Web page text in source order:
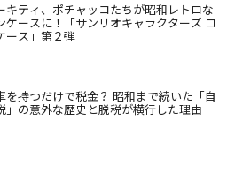
キティ、ポチャッコたちが昭和レトロな
ケースに！「サンリオキャラクターズ コ
ース」第２弾
を持つだけで税金？ 昭和まで続いた「自
」の意外な歴史と脱税が横行した理由